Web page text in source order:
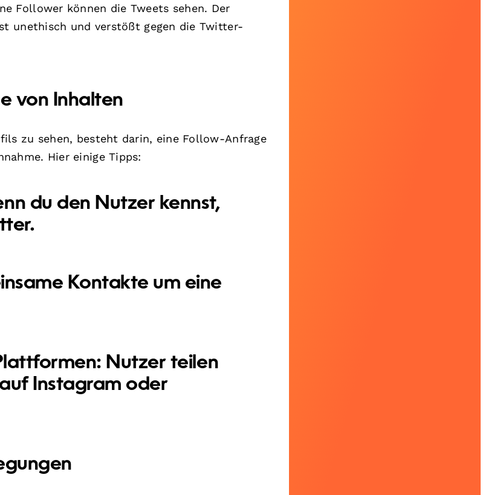
Follower können die Tweets sehen. Der
unethisch und verstößt gegen die Twitter-
von Inhalten
zu sehen, besteht darin, eine Follow-Anfrage
Hier einige Tipps:
du den Nutzer kennst,
Kontakte um eine
Nutzer teilen
Instagram oder